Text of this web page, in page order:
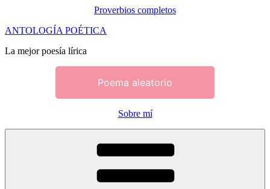
Proverbios completos
Saltar
contenido
ANTOLOGÍA POÉTICA
La mejor poesía lírica
Poema aleatorio
Sobre mí